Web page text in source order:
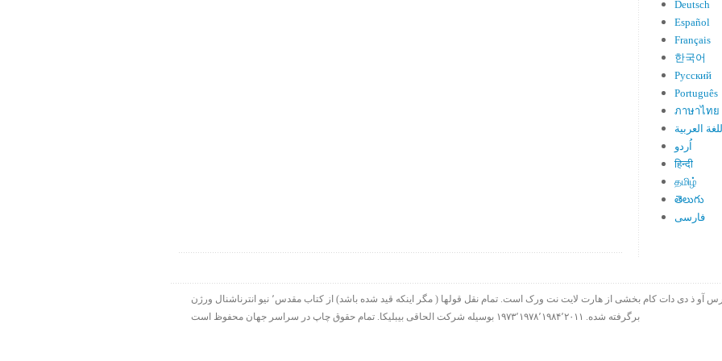
Deutsch
Español
Français
한국어
Русский
Português
ภาษาไทย
العربية
اُردو
हिन्दी
தமிழ்
తెలుగు
فارسی
۱۹۹۸-۲۰۱۵ شرکت الحاقی هارت لایت. ورس آو ذ دی دات کام بخشی از هارت لایت نت ورک است. تمام نقل قولها ( مگر اینکه قید شده باشد) از کتاب مقدس٬ نیو انترناشنال ورژن
برگرفته شده. ۱۹۷۳٬۱۹۷۸٬۱۹۸۴٬۲۰۱۱ بوسیله شرکت الحاقی بیبلیکا. تمام حقوق چاپ در سراسر جهان محفوظ است